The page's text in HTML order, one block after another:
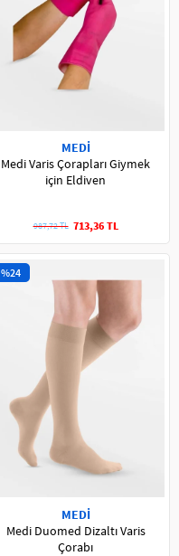
MEDİ
Medi Varis Çorapları Giymek
için Eldiven
713,36 TL
987,72 TL
MEDİ
Medi Duomed Dizaltı Varis
Çorabı
%24